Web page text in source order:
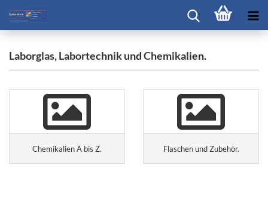
Laborglas, Labortechnik und Chemikalien.
Chemikalien A bis Z. Flaschen und Zubehör.